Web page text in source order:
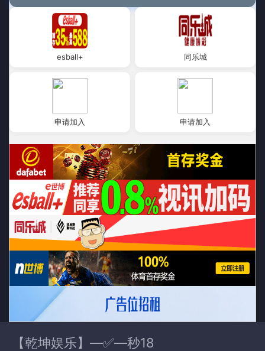
esball+ 同乐城
申请加入 申请加入
【乾坤娱乐】—✅—秒18